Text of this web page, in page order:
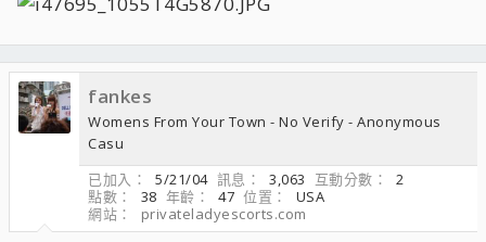
fankes
Womens From Your Town - No Verify - Anonymous
Casu
已加入
5/21/04 訊息 3,063 互動分數
2
點數
38 年齡 47 位置
USA
網站
privateladyescorts.com